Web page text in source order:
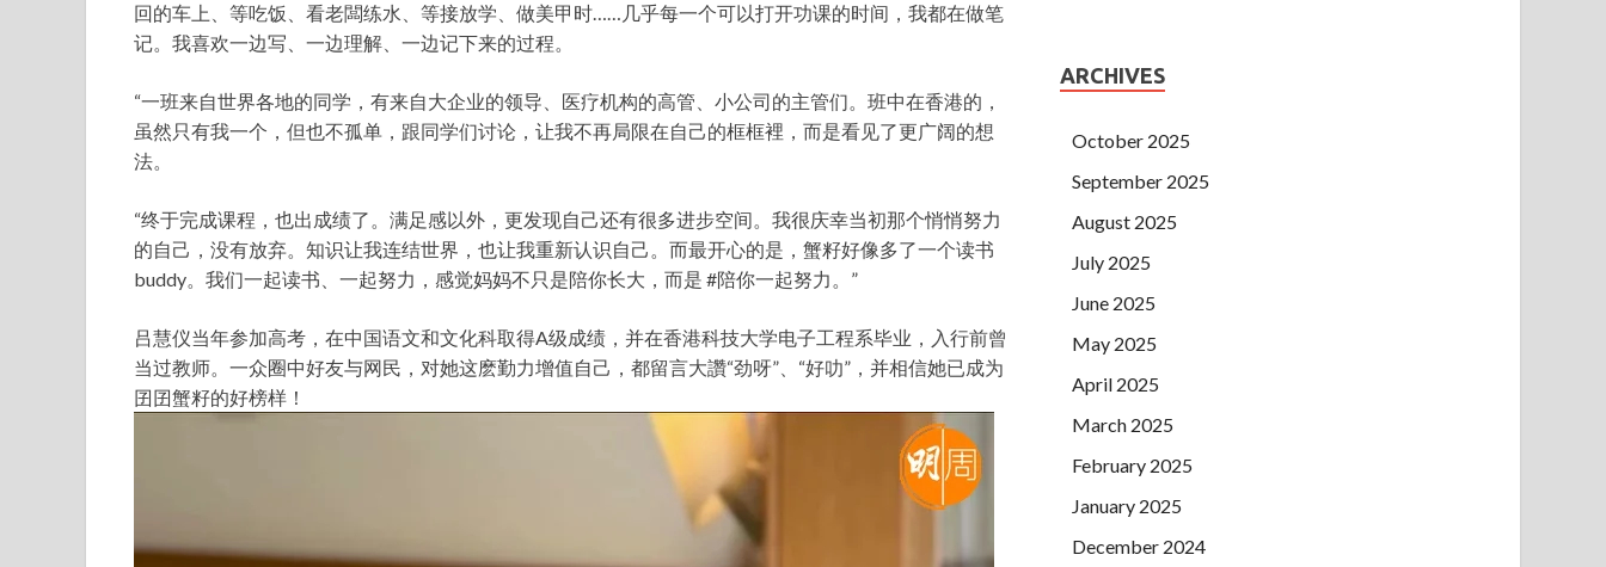
回的车上、等吃饭、看老闆练水、等接放学、做美甲时……几乎每一个可以打开功课的时间，我都在做笔
记。我喜欢一边写、一边理解、一边记下来的过程。
“一班来自世界各地的同学，有来自大企业的领导、医疗机构的高管、小公司的主管们。班中在香港的，
虽然只有我一个，但也不孤单，跟同学们讨论，让我不再局限在自己的框框裡，而是看见了更广阔的想
法。
“终于完成课程，也出成绩了。满足感以外，更发现自己还有很多进步空间。我很庆幸当初那个悄悄努力
的自己，没有放弃。知识让我连结世界，也让我重新认识自己。而最开心的是，蟹籽好像多了一个读书
buddy。我们一起读书、一起努力，感觉妈妈不只是陪你长大，而是 #陪你一起努力。”
吕慧仪当年参加高考，在中国语文和文化科取得A级成绩，并在香港科技大学电子工程系毕业，入行前曾
当过教师。一众圈中好友与网民，对她这麽勤力增值自己，都留言大讚“劲呀”、“好叻”，并相信她已成为
囝囝蟹籽的好榜样！
ARCHIVES
October 2025
September 2025
August 2025
July 2025
June 2025
May 2025
April 2025
March 2025
February 2025
January 2025
December 2024